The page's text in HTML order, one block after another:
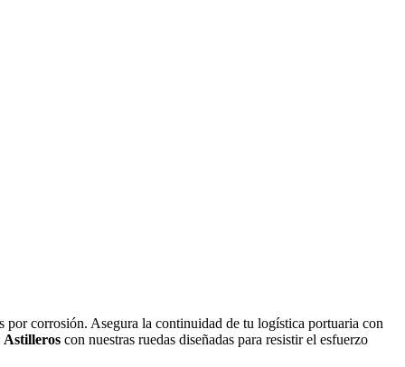
corrosión. Asegura la continuidad de tu logística portuaria con
Astilleros con nuestras ruedas diseñadas para resistir el esfuerzo